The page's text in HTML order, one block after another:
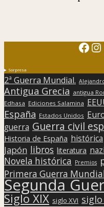
Sorpresa
2ª Guerra Mundial.
Antigua Grecia antigua
Edhasa Ediciones Salamina
España Estados Unidos
guerra Guerra civil
Historia de España histórica
Japón libros literatura
Novela histórica Premios
Primera Guerra
Segunda
Siglo XIX siglo XVI siglo